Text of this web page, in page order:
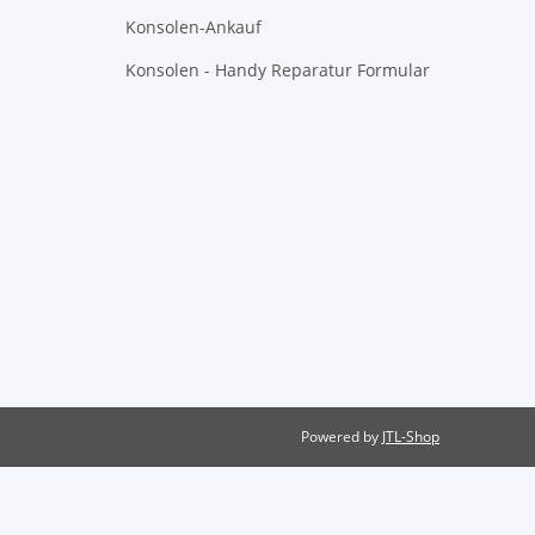
Konsolen-Ankauf
Konsolen - Handy Reparatur Formular
Powered by JTL-Shop